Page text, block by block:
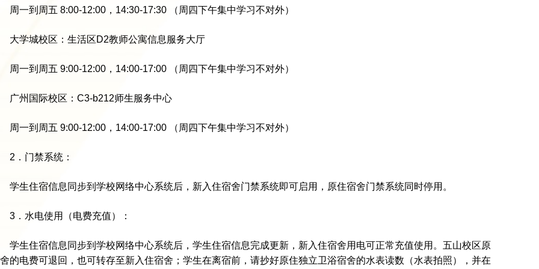
周一到周五 8:00-12:00，14:30-17:30 （周四下午集中学习不对外）
大学城校区：生活区D2教师公寓信息服务大厅
周一到周五 9:00-12:00，14:00-17:00 （周四下午集中学习不对外）
广州国际校区：C3-b212师生服务中心
周一到周五 9:00-12:00，14:00-17:00 （周四下午集中学习不对外）
2．门禁系统：
学生住宿信息同步到学校网络中心系统后，新入住宿舍门禁系统即可启用，原住宿舍门禁系统同时停用。
3．水电使用（电费充值）：
学生住宿信息同步到学校网络中心系统后，学生住宿信息完成更新，新入住宿舍用电可正常充值使用。五山校区原
的电费可退回，也可转存至新入住宿舍；学生在离宿前，请抄好原住独立卫浴宿舍的水表读数（水表拍照），并在